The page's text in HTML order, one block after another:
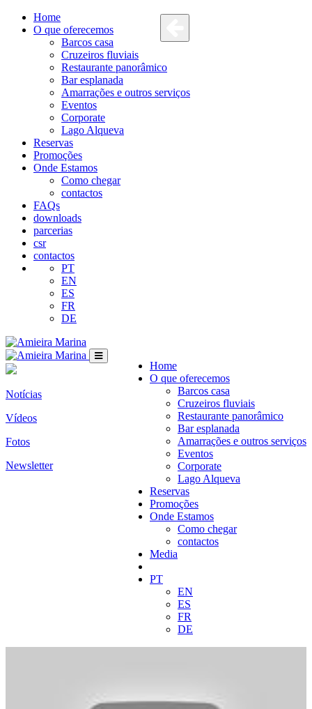
Home
O que oferecemos
Barcos casa
Cruzeiros fluviais
Restaurante panorâmico
Bar esplanada
Amarrações e outros serviços
Eventos
Corporate
Lago Alqueva
Reservas
Promoções
Onde Estamos
Como chegar
contactos
FAQs
downloads
parcerias
csr
contactos
PT
EN
ES
FR
DE
Home
O que oferecemos
Barcos casa
Cruzeiros fluviais
Restaurante panorâmico
Bar esplanada
Amarrações e outros serviços
Eventos
Corporate
Lago Alqueva
Reservas
Promoções
Onde Estamos
Como chegar
contactos
Media
PT
EN
ES
FR
DE
Notícias
Vídeos
Fotos
Newsletter